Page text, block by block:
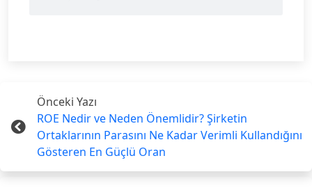
Önceki Yazı
ROE Nedir ve Neden Önemlidir? Şirketin
Ortaklarının Parasını Ne Kadar Verimli Kullandığını
Gösteren En Güçlü Oran